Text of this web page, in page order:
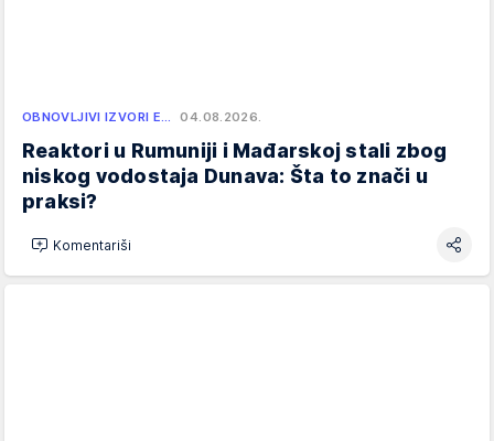
OBNOVLJIVI IZVORI E… 04.08.2026.
Reaktori u Rumuniji i Mađarskoj stali zbog
niskog vodostaja Dunava: Šta to znači u
praksi?
Komentariši